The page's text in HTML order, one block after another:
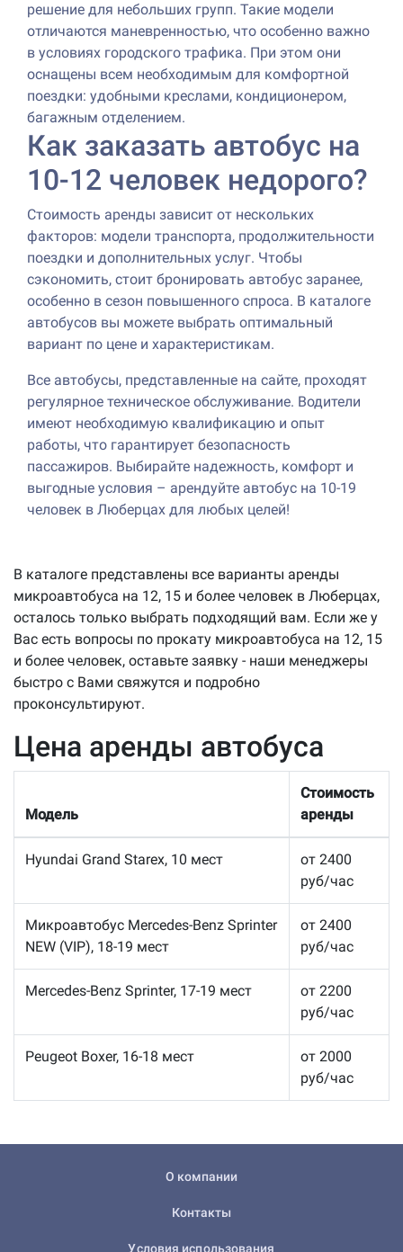
решение для небольших групп. Такие модели
отличаются маневренностью, что особенно важно
в условиях городского трафика. При этом они
оснащены всем необходимым для комфортной
поездки: удобными креслами, кондиционером,
багажным отделением.
Как заказать автобус на
10-12 человек недорого?
Стоимость аренды зависит от нескольких
факторов: модели транспорта, продолжительности
поездки и дополнительных услуг. Чтобы
сэкономить, стоит бронировать автобус заранее,
особенно в сезон повышенного спроса. В каталоге
автобусов вы можете выбрать оптимальный
вариант по цене и характеристикам.
Все автобусы, представленные на сайте, проходят
регулярное техническое обслуживание. Водители
имеют необходимую квалификацию и опыт
работы, что гарантирует безопасность
пассажиров. Выбирайте надежность, комфорт и
выгодные условия – арендуйте автобус на 10-19
человек в Люберцах для любых целей!
В каталоге представлены все варианты аренды
микроавтобуса на 12, 15 и более человек в Люберцах,
осталось только выбрать подходящий вам. Если же у
Вас есть вопросы по прокату микроавтобуса на 12, 15
и более человек, оставьте заявку - наши менеджеры
быстро с Вами свяжутся и подробно
проконсультируют.
Цена аренды автобуса
Модель
Стоимость
аренды
Hyundai Grand Starex, 10 мест
от 2400
руб/час
Микроавтобус Mercedes-Benz Sprinter
NEW (VIP), 18-19 мест
от 2400
руб/час
Mercedes-Benz Sprinter, 17-19 мест
от 2200
руб/час
Peugeot Boxer, 16-18 мест
от 2000
руб/час
О компании
Контакты
Условия использования